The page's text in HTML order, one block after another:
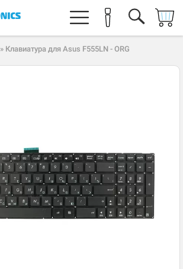
» Клавиатура для Asus F555LN - ORG